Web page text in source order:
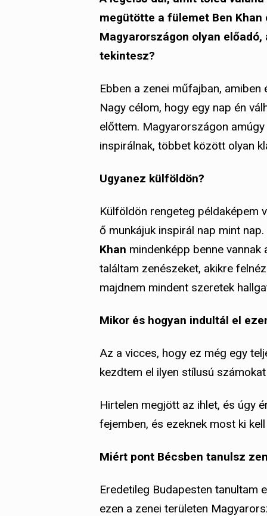
megütötte a fülemet Ben Khan
Magyarországon olyan
tekintesz?
Ebben a zenei műfajban,
Nagy célom, hogy egy nap én
előttem. Magyarországon
inspirálnak, többet között olyan
Ugyanez külföldön?
Külföldön rengeteg példaképem
ő munkájuk inspirál nap mint
Khan mindenképp benne
találtam zenészeket, akikre
majdnem mindent szeretek
Mikor és hogyan indultál el
Az a vicces, hogy ez még egy
kezdtem el ilyen stílusú
Hirtelen megjött az ihlet, és úgy
fejemben, és ezeknek most ki kell
Miért pont Bécsben tanulsz
Eredetileg Budapesten tanultam
ezen a zenei területen